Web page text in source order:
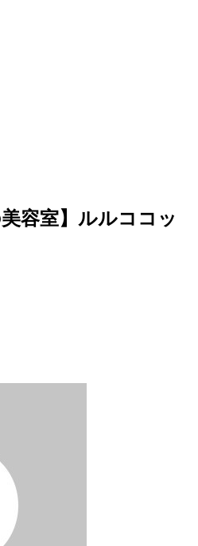
容室】ルルココッ